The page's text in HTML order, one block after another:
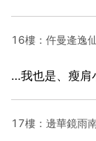
16樓：仵曼逄逸
…我也是、瘦肩
17樓：邊華鏡雨